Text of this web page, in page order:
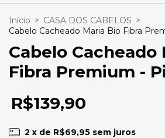
Início > CASA DOS CABELOS >
Cabelo Cacheado Maria Bio Fibra
Cabelo Cacheado
Fibra Premium -
R$139,90
2 x de R$69,95 sem juros